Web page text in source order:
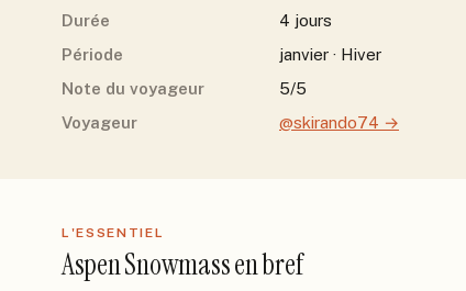
Durée
4 jours
Période
janvier · Hiver
Note du voyageur
5/5
Voyageur
@skirando74 →
L'ESSENTIEL
Aspen Snowmassen bref